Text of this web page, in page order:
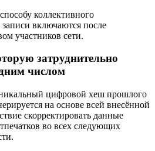
коллективного
включаются после
участников сети.
затруднительно
числом
цифровой хеш прошлого
на основе всей внесённой
скорректировать данные
во всех следующих